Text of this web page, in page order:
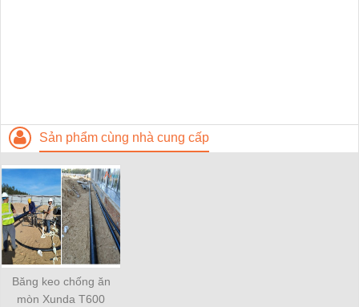
Sản phẩm cùng nhà cung cấp
Băng keo chống ăn
mòn Xunda T600